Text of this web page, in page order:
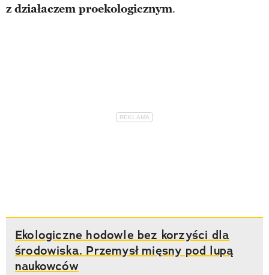
z działaczem proekologicznym.
Ekologiczne hodowle bez korzyści dla
środowiska. Przemysł mięsny pod lupą
naukowców